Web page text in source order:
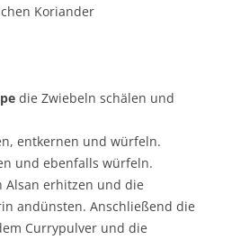
Koriander
die Zwiebeln schälen und
entkernen und würfeln.
und ebenfalls würfeln.
Alsan erhitzen und die
andünsten. Anschließend die
Currypulver und die